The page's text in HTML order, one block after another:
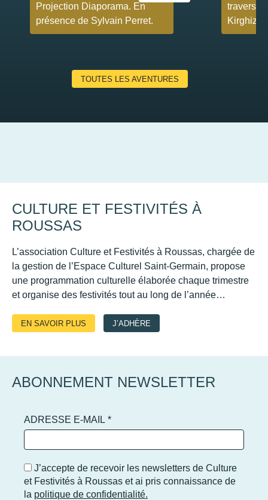
Projection Diaporama. En
présence de Sylvain Perret.
travers
TOUTES LES AVENTURES
CULTURE ET FESTIVITÉS À
ROUSSAS
L’association Culture et Festivités à Roussas, chargée de
la gestion de l’Espace Culturel Saint-Germain, propose
une programmation culturelle élaborée chaque trimestre
et organise des festivités tout au long de l’année…
EN SAVOIR PLUS J’ADHÈRE
ABONNEMENT NEWSLETTER
ADRESSE E-MAIL *
J’accepte de recevoir les newsletters de Culture
et Festivités à Roussas et ai pris connaissance de
la politique de confidentialité.